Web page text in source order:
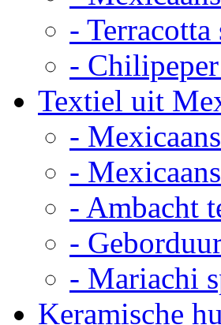
- Terracotta
-
Textiel uit
-
-
- Ambacht
-
- Mariachi
Keramische